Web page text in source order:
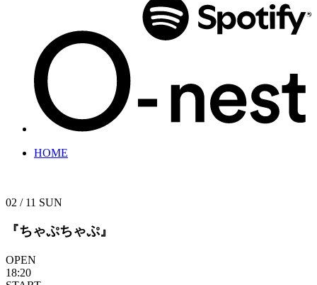
HOME
02 / 11 SUN
『ちゃぷちゃぷ』
OPEN
18:20